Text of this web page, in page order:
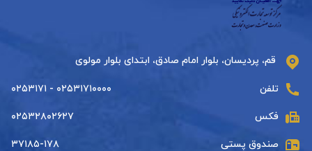
قم، پردیسان، بلوار امام صادق، ابتدای بلوار مولوی
تلفن ۰۲۵۳۱۷۱۰۰۰۰ - ۰۲۵۳۱۷۱
فکس ۰۲۵۳۲۸۰۲۶۲۷
صندوق پستی ۳۷۱۸۵-۱۷۸